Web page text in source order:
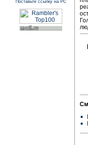
Поставьте ссылку на РС